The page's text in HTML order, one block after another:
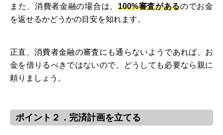
また、消費者金融の場合は、 100%審査があるのでお金
を返せるかどうかの目安を知れます。
正直、消費者金融の審査にも通らないようであれば、お
金を借りるべきではないので、どうしても必要なら親に
頼りましょう。
ポイント２．完済計画を立てる